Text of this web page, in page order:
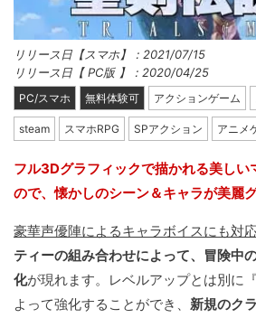
リリース日【スマホ】：2021/07/15
リリース日【 PC版 】：2020/04/25
PC/スマホ 無料体験可 アクションゲーム
steam スマホRPG SPアクション アニメ
フル3Dグラフィックで描かれる美しい
ので、懐かしのシーン＆キャラが美麗
豪華声優陣によるキャラボイスにも対
ティーの組み合わせによって、冒険中
化が現れます。レベルアップとは別に
よって強化することができ、 新規のク